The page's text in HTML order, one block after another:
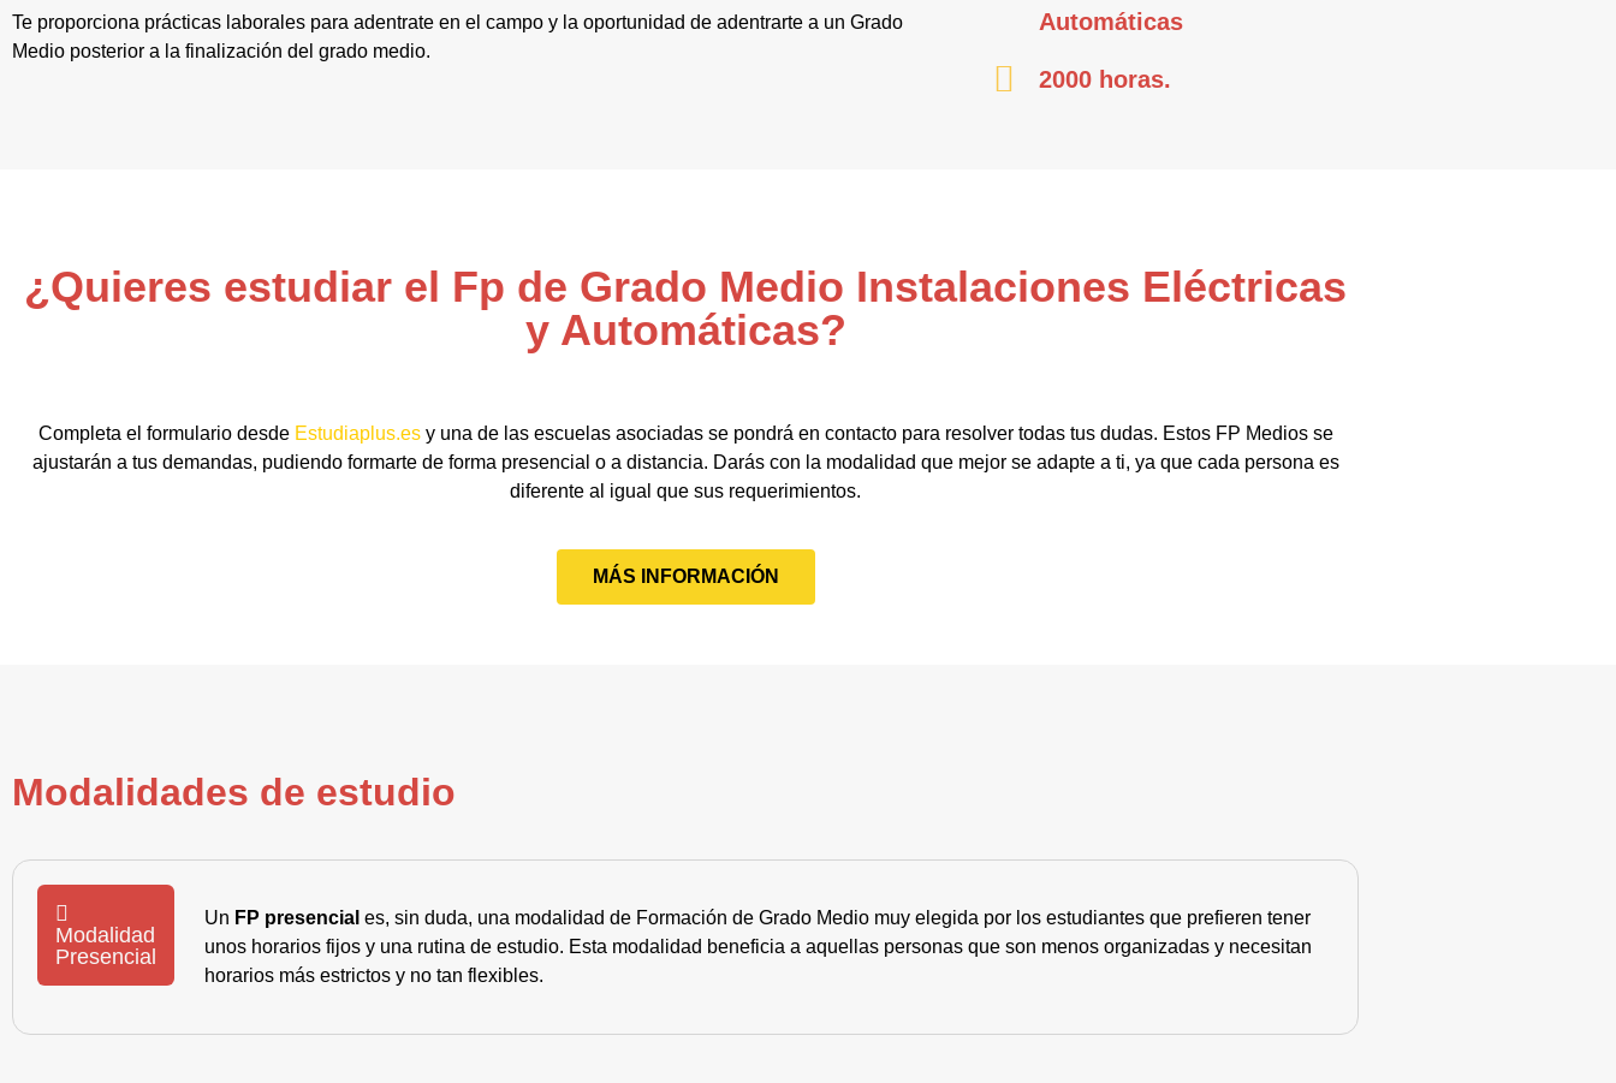
Te proporciona prácticas laborales para adentrate en el campo y la oportunidad de adentrarte a un Grado
Medio posterior a la finalización del grado medio.
Automáticas
2000 horas.
¿Quieres estudiar el Fp de Grado Medio Instalaciones Eléctricas
y Automáticas?
Completa el formulario desde Estudiaplus.esy una de las escuelas asociadas se pondrá en contacto para resolver todas tus dudas. Estos FP Medios se
ajustarán a tus demandas, pudiendo formarte de forma presencial o a distancia. Darás con la modalidad que mejor se adapte a ti, ya que cada persona es
diferente al igual que sus requerimientos.
MÁS INFORMACIÓN
Modalidades de estudio
Modalidad
Presencial
Un FP presencial es, sin duda, una modalidad de Formación de Grado Medio muy elegida por los estudiantes que prefieren tener
unos horarios fijos y una rutina de estudio. Esta modalidad beneficia a aquellas personas que son menos organizadas y necesitan
horarios más estrictos y no tan flexibles.